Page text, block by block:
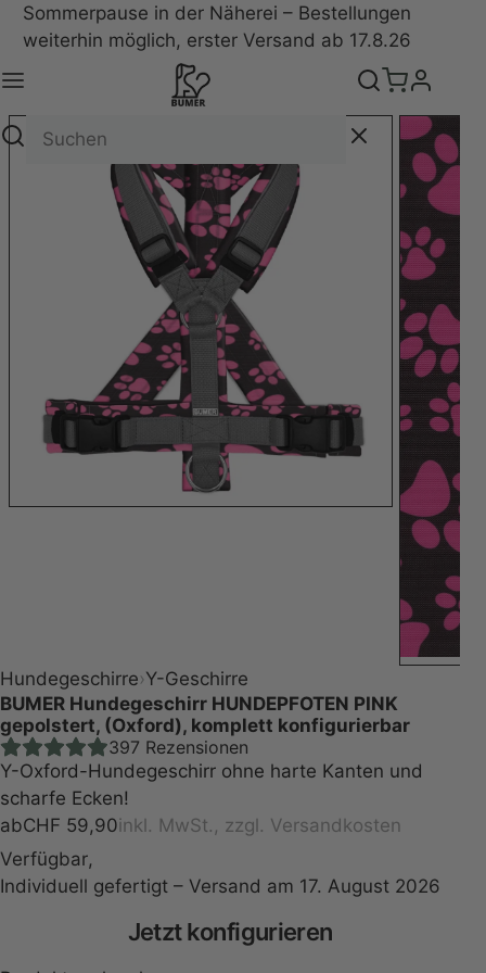
Sommerpause in der Näherei – Bestellungen
weiterhin möglich, erster Versand ab 17.8.26
Hundegeschirre›Y-Geschirre
BUMER Hundegeschirr HUNDEPFOTEN PINK
gepolstert, (Oxford), komplett konfigurierbar
397 Rezensionen
Y-Oxford-Hundegeschirr ohne harte Kanten und
scharfe Ecken!
abCHF 59,90inkl. MwSt., zzgl. Versandkosten
Verfügbar,
Individuell gefertigt – Versand am 17. August 2026
Jetzt konfigurieren